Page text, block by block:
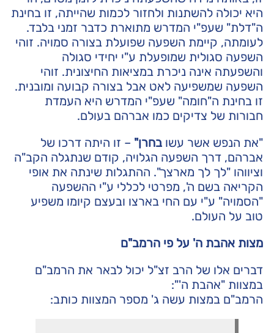
היא יכולה להשתנות ולחזור לכמות שהייתה, זו בחינת
ה"דלת" שעפ"י המדרש מתוארת כדבר זמני בלבד.
לעומתה, קיימת השפעה שפועלת בצורה סמויה. זוהי
השפעה סגולית שמופעלת ע"י יחידי סגולה
והשפעתה אינה ניכרת במציאות החיצונית. זוהי
השפעה שמשפיעה לאט אבל בצורה קבועה ומובנית.
זו בחינת ה"חומה" שעפ"י המדרש היא העמדת
חבורות של צדיקים כמו אברהם בעולם.
"את הנפש אשר עשו בחרן" – זו היתה דרכו של
אברהם, דרך השפעה הגלויה, קודם שנתגלה הקב"ה
וציווהו "לך לך מארצך". ההתגלות שינתה את אופי
הקריאה בשם ה', מפרטי לכללי ע"י ההשפעה
"הסמויה" ע"י עם החי בארצו ובעצם קיומו משפיע
טוב על העולם.
מצות אהבת ה' על פי הרמב"ם
דברים אלו של הרב זצ"ל יכול לבאר את הרמב"ם
במצוות "אהבת ה'":
הרמב"ם במצות עשה ג' מספר המצוות כותב: